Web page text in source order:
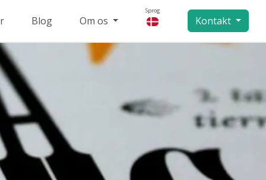
Blog Om os
Sprog
Kontakt